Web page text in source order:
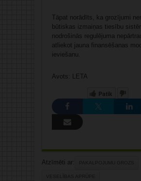
Tāpat norādīts, ka grozījumi
būtiskas izmaiņas tiesību
nodrošinās regulējuma
atliekot jauna finansēšanas
ieviešanu.
Avots: LETA
Patīk
Atzīmēti ar: PAKALPOJUMU GROZS
VESELĪBAS APRŪPE